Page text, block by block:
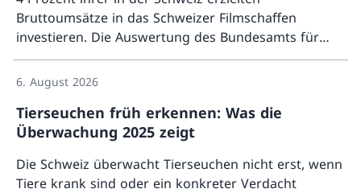
Bruttoumsätze in das Schweizer Filmschaffen
investieren. Die Auswertung des Bundesamts für
Kultur (BAK) für das Jahr 2025 zeigt, dass die
Investitionen gegenüber dem Vorjahr um 25 Prozent
zugenommen haben.
Mehr
6. August 2026
Tierseuchen früh erkennen: Was die
Überwachung 2025 zeigt
Die Schweiz überwacht Tierseuchen nicht erst, wenn
Tiere krank sind oder ein konkreter Verdacht